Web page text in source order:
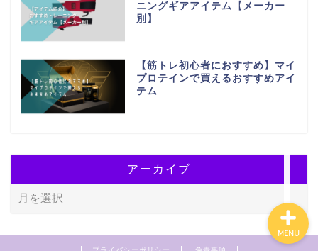
ニングギアアイテム【メーカー
別】
【筋トレ初心者におすすめ】マイ
プロテインで買えるおすすめアイ
テム
アーカイブ
MENU
プライバシーポリシー